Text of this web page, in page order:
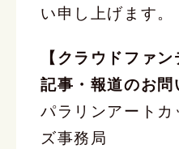
い申し上げます。
【クラウドファ
記事・報道のお問
パラリンアート
ズ事務局